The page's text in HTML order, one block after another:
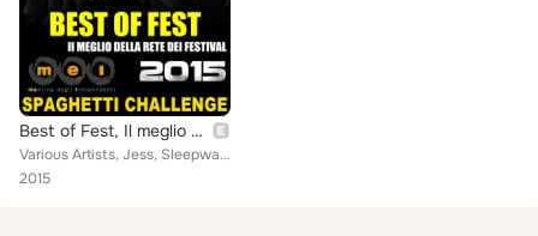
Best of Fest, Il meglio della rete dei Festival 2015: MEI - Spaghetti Challenge
Various Artists, Jess, Sleepwalker's Station, Riky Anelli, Virgo, El Cuento de la Chica y la Tequila, Moscaburro, Giuseppe Pagli...
2015